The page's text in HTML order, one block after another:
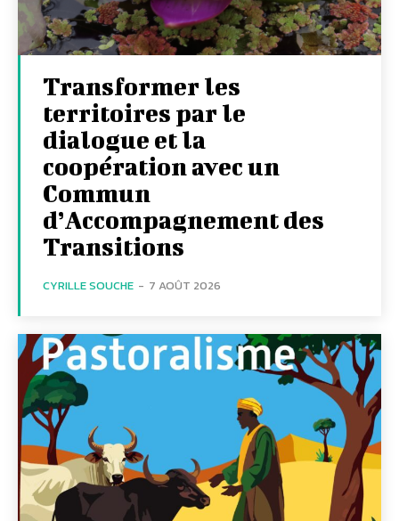
Transformer les
territoires par le
dialogue et la
coopération avec un
Commun
d’Accompagnement des
Transitions
CYRILLE SOUCHE - 7 AOÛT 2026